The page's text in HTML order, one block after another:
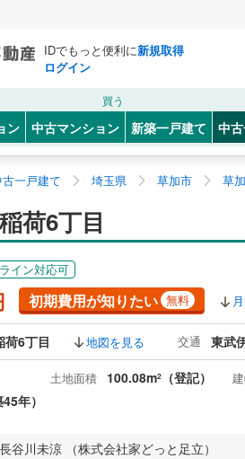
IDでもっと便利に新規取得
ログイン
買う
ン 中古マンション 新築一戸建て 中
一戸建て 埼玉県 草加市 草
荷6丁目
イン対応可
初期費用が知りたい 無料
荷6丁目 地図を見る 交通 東武
土地面積 100.08m2 （登記）
年）
長谷川未涼 （株式会社家どっと足立）